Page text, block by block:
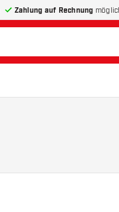
Zahlung auf Rechnung